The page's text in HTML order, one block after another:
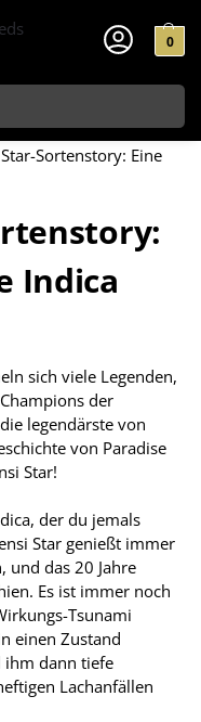
0
Sortenstory: Eine
Indica
sich viele Legenden,
der
legendärste von
von Paradise
Star!
der du jemals
Star genießt immer
und das 20 Jahre
Es ist immer noch
Tsunami
einen Zustand
ihm dann tiefe
Lachanfällen